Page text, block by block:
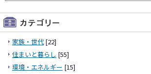
家族・世代[22]
住まいと暮らし [55]
環境・エネルギー [15]